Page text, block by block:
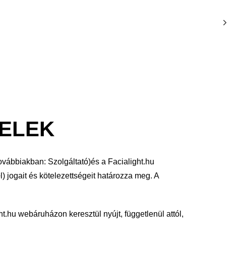
Szolgáltató)és a Facialight.hu
jogait és kötelezettségeit határozza meg. A
webáruházon keresztül nyújt, függetlenül attól,